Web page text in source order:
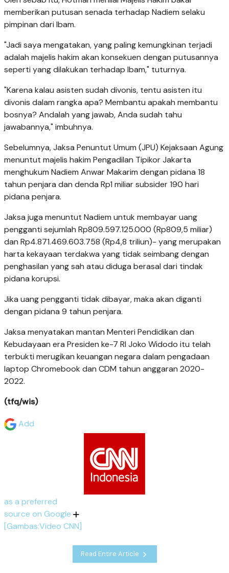
memberikan putusan senada terhadap Nadiem selaku
pimpinan dari Ibam.
"Jadi saya mengatakan, yang paling kemungkinan terjadi
adalah majelis hakim akan konsekuen dengan putusannya
seperti yang dilakukan terhadap Ibam," tuturnya.
"Karena kalau asisten sudah divonis, tentu asisten itu
divonis dalam rangka apa? Membantu apakah membantu
bosnya? Andalah yang jawab, Anda sudah tahu
jawabannya," imbuhnya.
Sebelumnya, Jaksa Penuntut Umum (JPU) Kejaksaan Agung
menuntut majelis hakim Pengadilan Tipikor Jakarta
menghukum Nadiem Anwar Makarim dengan pidana 18
tahun penjara dan denda Rp1 miliar subsider 190 hari
pidana penjara.
Jaksa juga menuntut Nadiem untuk membayar uang
pengganti sejumlah Rp809.597.125.000 (Rp809,5 miliar)
dan Rp4.871.469.603.758 (Rp4,8 triliun)- yang merupakan
harta kekayaan terdakwa yang tidak seimbang dengan
penghasilan yang sah atau diduga berasal dari tindak
pidana korupsi.
Jika uang pengganti tidak dibayar, maka akan diganti
dengan pidana 9 tahun penjara.
Jaksa menyatakan mantan Menteri Pendidikan dan
Kebudayaan era Presiden ke-7 RI Joko Widodo itu telah
terbukti merugikan keuangan negara dalam pengadaan
laptop Chromebook dan CDM tahun anggaran 2020-
2022.
(tfq/wis)
Add
as a preferred
source on Google
[Gambas:Video CNN]
Read Entire Article